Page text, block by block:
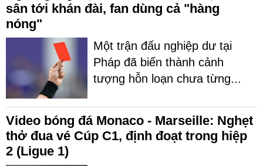
sân tới khán đài, fan dùng cả "hàng
nóng"
Một trận đấu nghiệp dư tại
Pháp đã biến thành cảnh
tượng hỗn loạn chưa từng...
Video bóng đá Monaco - Marseille: Nghẹt
thở đua vé Cúp C1, định đoạt trong hiệp
2 (Ligue 1)